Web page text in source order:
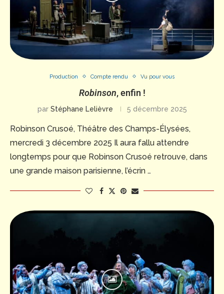
Production Compte rendu Vu pour vous
Robinson, enfin !
par Stéphane Lelièvre 5 décembre 2025
Robinson Crusoé, Théâtre des Champs-Élysées,
mercredi 3 décembre 2025 Il aura fallu attendre
longtemps pour que Robinson Crusoé retrouve, dans
une grande maison parisienne, l’écrin …